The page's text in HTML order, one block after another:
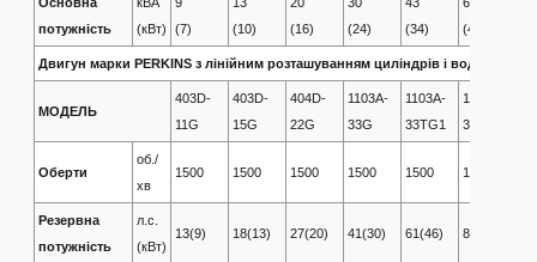
потужність
(кВт)
(7)
(10)
(16)
(24)
(34)
(48)
Двигун марки PERKINS з лінійним розташуванням циліндрів і водяною
МОДЕЛЬ
403D-
11G
403D-
15G
404D-
22G
1103A-
33G
1103A-
33TG1
1103A-
33TG2
Оберти
об./
хв
1500 1500 1500 1500 1500 1500
Резервна
потужність
л.с.
(кВт)
13(9) 18(13) 27(20) 41(30) 61(46) 80(59)